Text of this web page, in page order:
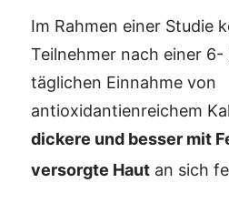
Im Rahmen einer Studie
Teilnehmer nach einer
täglichen Einnahme von
antioxidantienreichem
dickere und besser mit
versorgte Haut an sich